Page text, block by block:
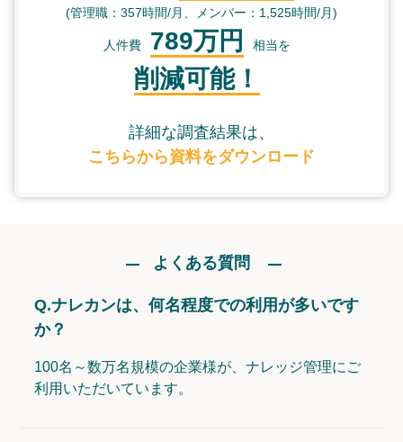
(管理職：357時間/月、メンバー：1,525時間/月)
人件費 789万円 相当を
削減可能！
詳細な調査結果は、
こちらから資料をダウンロード
よくある質問
Q.ナレカンは、何名程度での利用が多いです
か？
100名～数万名規模の企業様が、ナレッジ管理にご
利用いただいています。